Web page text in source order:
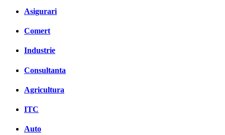
Asigurari
Comert
Industrie
Consultanta
Agricultura
ITC
Auto